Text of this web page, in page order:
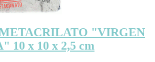
"VIRGEN
10 x 10 x 2,5 cm